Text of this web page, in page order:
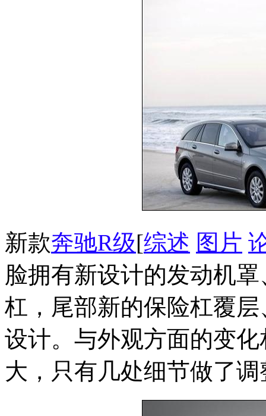
新款奔驰R级[综述 图片
脸拥有新设计的发动机
杠，尾部新的保险杠覆
设计。与外观方面的变
大，只有几处细节做了调